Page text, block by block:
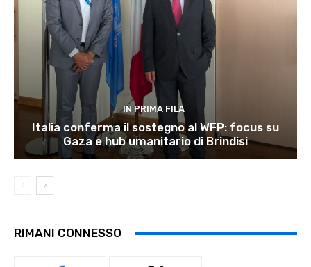
IN PRIMA FILA
Italia conferma il sostegno al WFP: focus su
Gaza e hub umanitario di Brindisi
RIMANI CONNESSO